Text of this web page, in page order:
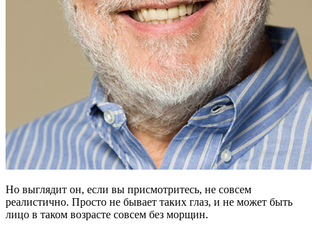
Но выглядит он, если вы присмотритесь, не совсем
реалистично. Просто не бывает таких глаз, и не может быть
лицо в таком возрасте совсем без морщин.